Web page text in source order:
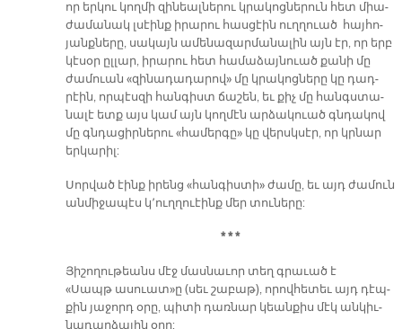
որ եր­կու կող­մի զի­նեալ­նե­րու կրա­կոց­նե­րուն հետ միա­
ժա­մա­նակ լսէինք ի­րա­րու հաս­ցէին ուղ­ղուած հայ­հո­
յանք­նե­րը, սա­կայն ա­մե­նա­զար­մա­նա­լին այն էր, որ երբ
կէ­սօր ըլ­լար, ի­րա­րու հետ հա­մա­ձայ­նուած քա­նի մը
ժա­մուան «զի­նա­դա­դա­րով» մը կրա­կոց­նե­րը կը դադ­
րէին, որ­պէս­զի հան­գիստ ճա­շեն, եւ քիչ մը հանգս­տա­
նա­լէ ետք այս կամ այն կող­մէն ար­ձա­կուած գնդա­կով
մը գնդա­ցիր­նե­րու «հա­մեր­գը» կը վերսկ­սէր, որ կրնար
եր­կա­րիլ:
Սոր­ված էինք ի­րենց «հան­գիս­տի» ժա­մը, եւ այդ ժա­մուն
ան­մի­ջա­պէս կ՚ուղ­ղուէինք մեր տու­նե­րը:
* * *
Յի­շո­ղու­թեանս մէջ մաս­նա­ւոր տեղ գրա­ւած է
«Սապթ ա­սուատ»ը (սեւ շա­բաթ), ո­րով­հե­տեւ այդ դէպ­
քին յա­ջորդ օ­րը, պի­տի դառ­նար կեան­քիս մէկ ան­կիւ­
նա­դար­ձա­յին օ­րը: